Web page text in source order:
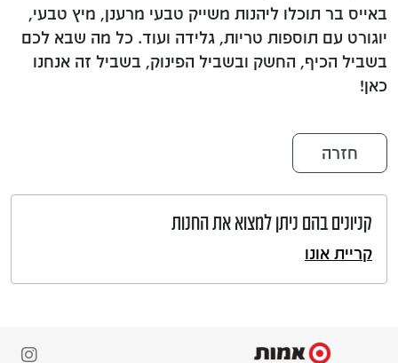
באייס בר תוכלו ליהנות משייק טבעי מרענן, מיץ טבעי,
יוגורט עם תוספות טריות, גלידה ועוד. כל מה שבא לכם
בשביל הכיף, החשק ובשביל הפינוק, בשביל זה אנחנו
כאן!
חזרה
קניונים בהם ניתן למצוא את החנות
קריית אונו